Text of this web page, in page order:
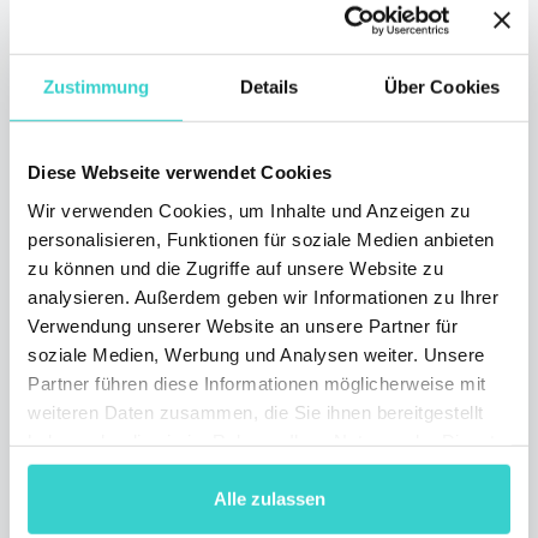
Zustimmung Details Über Cookies
Diese Webseite verwendet Cookies
Wir verwenden Cookies, um Inhalte und Anzeigen zu
personalisieren, Funktionen für soziale Medien anbieten
zu können und die Zugriffe auf unsere Website zu
analysieren. Außerdem geben wir Informationen zu Ihrer
Verwendung unserer Website an unsere Partner für
soziale Medien, Werbung und Analysen weiter. Unsere
Partner führen diese Informationen möglicherweise mit
weiteren Daten zusammen, die Sie ihnen bereitgestellt
gesammelt haben.
Alle zulassen
verändern. Unser professionelles Team war
3 min lesen
MWCA/CTIA, San Francisco,
USA, 12.-14. September 2017
NSYS Group Team